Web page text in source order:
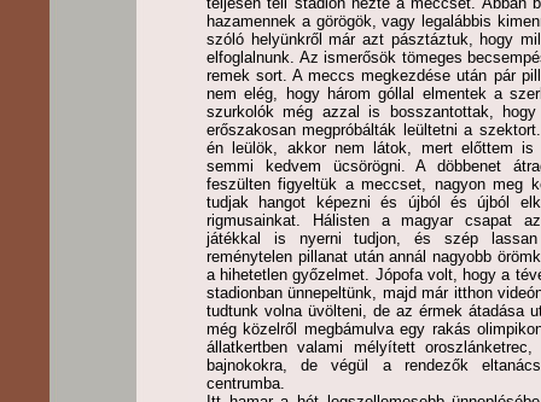
hazamennek a görögök, vagy legalábbis
szóló helyünkről már azt pásztáztuk, hogy
elfoglalnunk. Az ismerősök tömeges
remek sort. A meccs megkezdése után pár
nem elég, hogy három góllal elmentek a
szurkolók még azzal is bosszantottak,
erőszakosan megpróbálták leültetni a
én leülök, akkor nem látok, mert előttem
semmi kedvem ücsörögni. A döbbenet
feszülten figyeltük a meccset, nagyon meg
tudjak hangot képezni és újból és újból
rigmusainkat. Hálisten a magyar csapat
játékkal is nyerni tudjon, és szép
reménytelen pillanat után annál nagyobb
a hihetetlen győzelmet. Jópofa volt, hogy a
stadionban ünnepeltünk, majd már itthon
tudtunk volna üvölteni, de az érmek átadása
még közelről megbámulva egy rakás
állatkertben valami mélyített
bajnokokra, de végül a rendezők
centrumba.